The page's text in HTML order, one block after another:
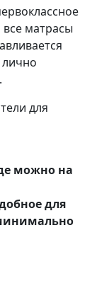
все матрасы
лично
для
можно на
для